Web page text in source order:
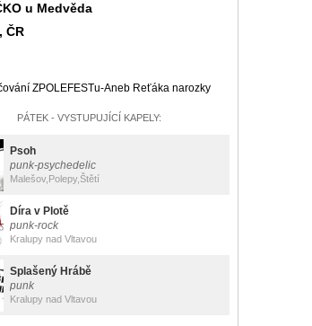
u Medvěda
ČR
ZPOLEFESTu-Aneb Reťáka narozky
PÁTEK - VYSTUPUJÍCÍ KAPELY:
Psoh
punk-psychedelic
Malešov,Polepy,Štětí
Díra v Plotě
punk-rock
Kralupy nad Vltavou
Splašený Hrábě
punk
Kralupy nad Vltavou